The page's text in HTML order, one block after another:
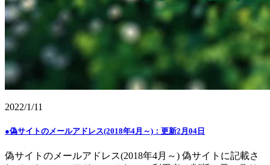
2022/1/11
●偽サイトのメールアドレス(2018年4月～)：更新2月04日
偽サイトのメールアドレス(2018年4月～) 偽サイトに記載さ